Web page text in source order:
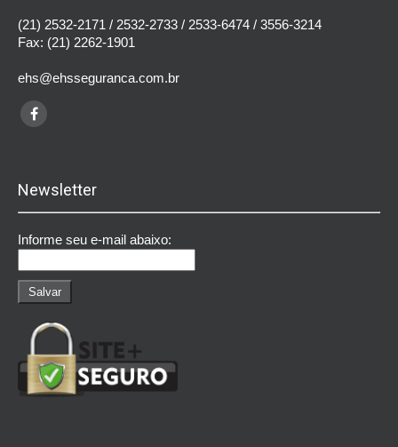
(21) 2532-2171 / 2532-2733 / 2533-6474 / 3556-3214
Fax: (21) 2262-1901
ehs@ehsseguranca.com.br
Newsletter
Informe seu e-mail abaixo: